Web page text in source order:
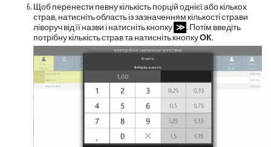
Щоб перенести певну кількість порцій однієї або кількох
страв, натисніть область із зазначенням кількості страви
ліворуч від її назви і натисніть кнопку ≫. Потім введіть
потрібну кількість страв та натисніть кнопкуОК.